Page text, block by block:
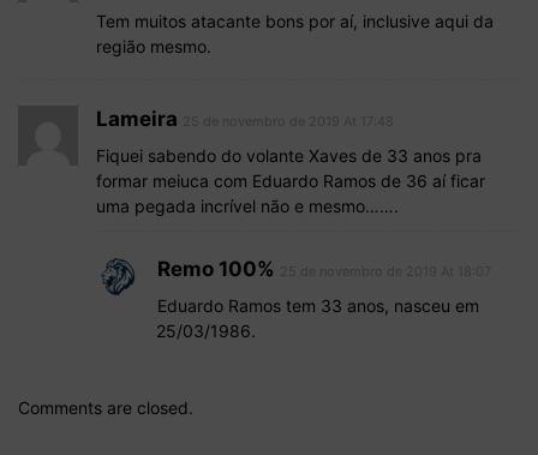
Tem muitos atacante bons por aí, inclusive aqui da
região mesmo.
Lameira
Fiquei sabendo do volante Xaves de 33 anos pra
formar meiuca com Eduardo Ramos de 36 aí ficar
uma pegada incrível não e mesmo…….
Remo 100%
Eduardo Ramos tem 33 anos, nasceu em
25/03/1986.
Comments are closed.